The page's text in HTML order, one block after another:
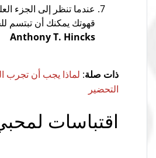
عندما تنظر إلى الجزء
قهوتك يمكنك أن تبتسم
Anthony T. Hincks
ذات صلة: لماذا يجب أن تجرب
التحضير
اقتباسات